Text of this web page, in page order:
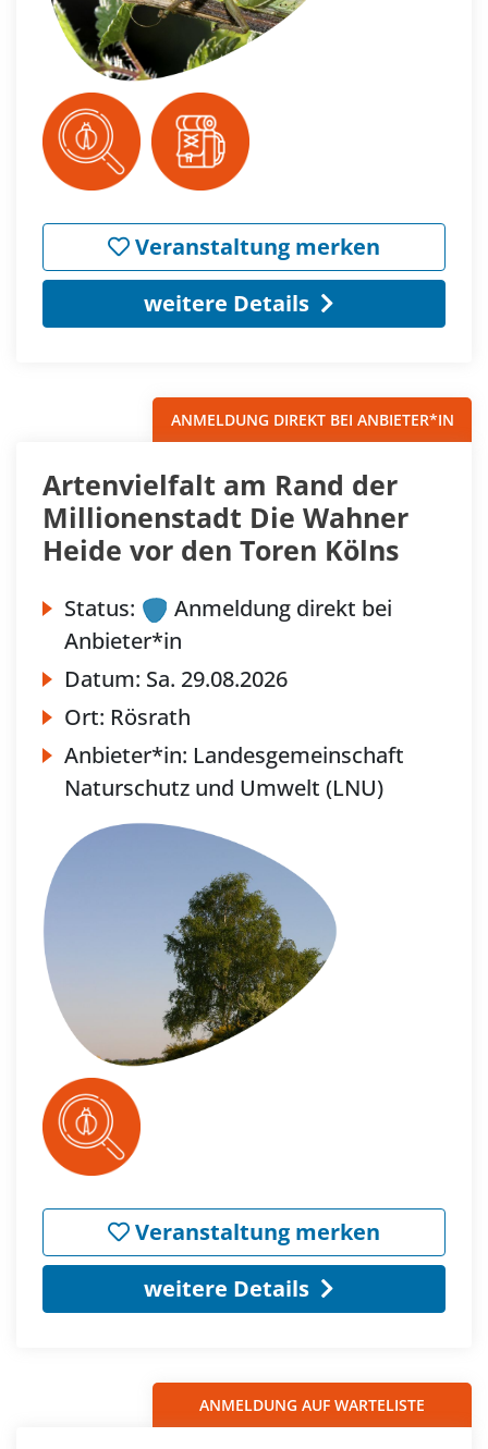
Veranstaltung merken
weitere Details
ANMELDUNG DIREKT BEI ANBIETER*IN
Artenvielfalt am Rand der
Millionenstadt Die Wahner
Heide vor den Toren Kölns
Status:
Anmeldung direkt bei
Anbieter*in
Datum: Sa. 29.08.2026
Ort: Rösrath
Anbieter*in: Landesgemeinschaft
Naturschutz und Umwelt (LNU)
Veranstaltung merken
weitere Details
ANMELDUNG AUF WARTELISTE